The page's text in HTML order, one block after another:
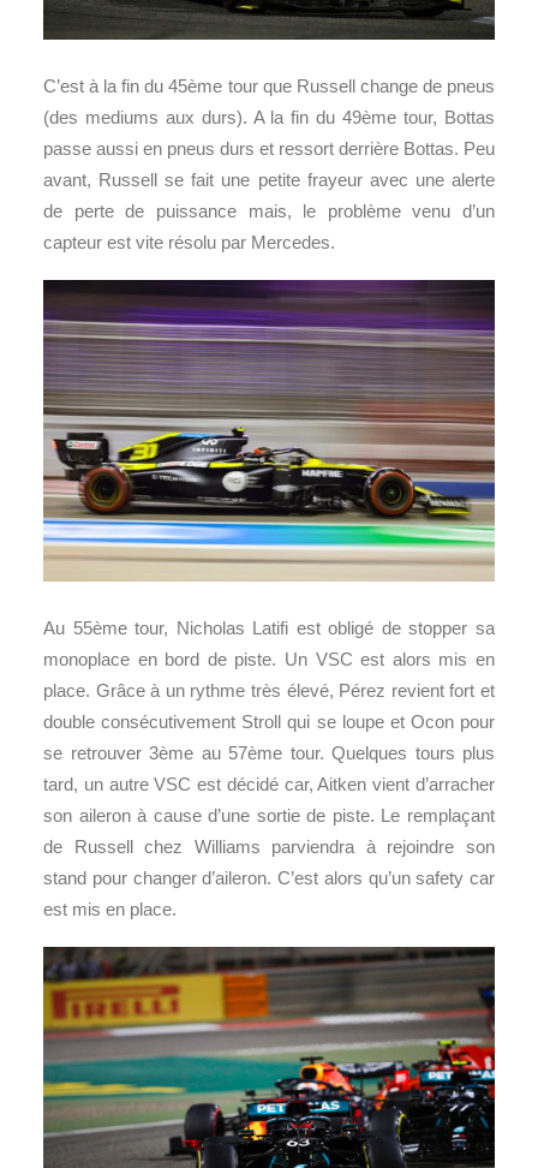
C’est à la fin du 45ème tour que Russell change de pneus
(des mediums aux durs). A la fin du 49ème tour, Bottas
passe aussi en pneus durs et ressort derrière Bottas. Peu
avant, Russell se fait une petite frayeur avec une alerte
de perte de puissance mais, le problème venu d’un
capteur est vite résolu par Mercedes.
Au 55ème tour, Nicholas Latifi est obligé de stopper sa
monoplace en bord de piste. Un VSC est alors mis en
place. Grâce à un rythme très élevé, Pérez revient fort et
double consécutivement Stroll qui se loupe et Ocon pour
se retrouver 3ème au 57ème tour. Quelques tours plus
tard, un autre VSC est décidé car, Aitken vient d’arracher
son aileron à cause d’une sortie de piste. Le remplaçant
de Russell chez Williams parviendra à rejoindre son
stand pour changer d’aileron. C’est alors qu’un safety car
est mis en place.